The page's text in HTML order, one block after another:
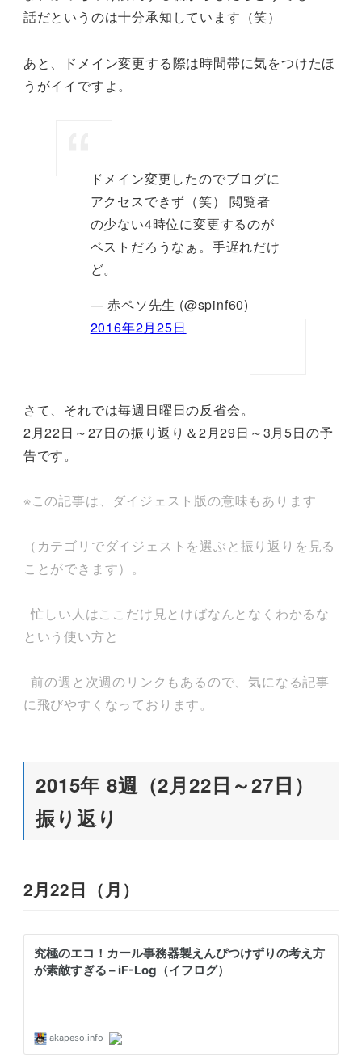
話だというのは十分承知しています（笑）
あと、ドメイン変更する際は時間帯に気をつけたほ
うがイイですよ。
ドメイン変更したのでブログに
アクセスできず（笑） 閲覧者
の少ない4時位に変更するのが
ベストだろうなぁ。手遅れだけ
ど。
— 赤ペソ先生 (@spinf60)
2016年2月25日
さて、それでは毎週日曜日の反省会。
2月22日～27日の振り返り＆2月29日～3月5日の予
告です。
※この記事は、ダイジェスト版の意味もあります
（カテゴリでダイジェストを選ぶと振り返りを見る
ことができます）。
忙しい人はここだけ見とけばなんとなくわかるな
という使い方と
前の週と次週のリンクもあるので、気になる記事
に飛びやすくなっております。
2015年 8週（2月22日～27日）
振り返り
2月22日（月）